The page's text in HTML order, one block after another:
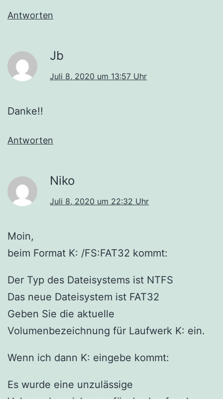
Antworten
Jb
Juli 8, 2020 um 13:57 Uhr
Danke!!
Antworten
Niko
Juli 8, 2020 um 22:32 Uhr
Moin,
beim Format K: /FS:FAT32 kommt:
Der Typ des Dateisystems ist NTFS
Das neue Dateisystem ist FAT32
Geben Sie die aktuelle
Volumenbezeichnung für Laufwerk K: ein.
Wenn ich dann K: eingebe kommt:
Es wurde eine unzulässige